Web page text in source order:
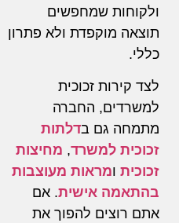
ולקוחות שמחפשים
תוצאה מוקפדת ולא פתרון
כללי.
לצד קירות זכוכית
למשרדים, החברה
מתמחה גם בדלתות
זכוכית למשרד, מחיצות
זכוכית ומראות מעוצבות
בהתאמה אישית. אם
אתם רוצים להפוך את